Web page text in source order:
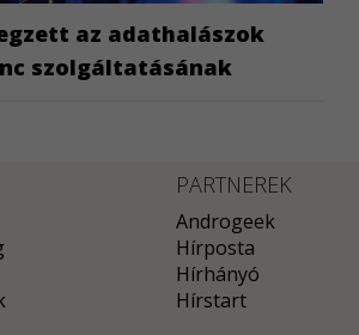
az adathalászok
szolgáltatásának
PARTNEREK
Androgeek
Hírposta
Hírhányó
Hírstart